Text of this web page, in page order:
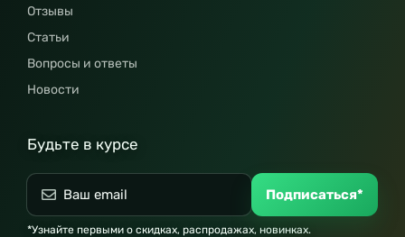
Отзывы
Статьи
Вопросы и ответы
Новости
Будьте в курсе
Подписаться*
*Узнайте первыми о скидках, распродажах, новинках.